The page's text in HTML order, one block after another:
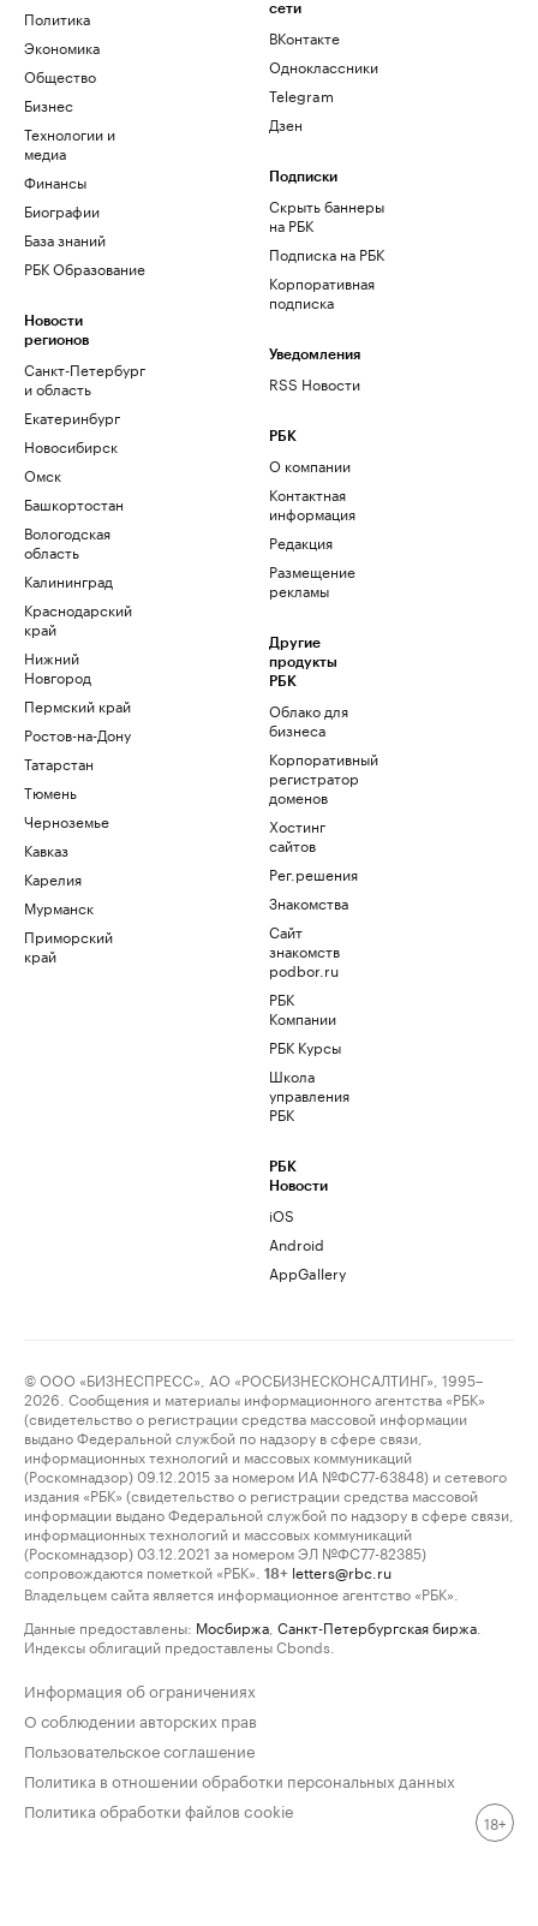
Политика
Экономика
Общество
Бизнес
Технологии и
медиа
Финансы
Биографии
База знаний
РБК Образование
Новости
регионов
Санкт-Петербург
и область
Екатеринбург
Новосибирск
Омск
Башкортостан
Вологодская
область
Калининград
Краснодарский
край
Нижний
Новгород
Пермский край
Ростов-на-Дону
Татарстан
Тюмень
Черноземье
Кавказ
Карелия
Мурманск
Приморский
край
сети
ВКонтакте
Одноклассники
Telegram
Дзен
Подписки
Скрыть баннеры
на РБК
Подписка на РБК
Корпоративная
подписка
Уведомления
RSS Новости
РБК
О компании
Контактная
информация
Редакция
Размещение
рекламы
Другие
продукты
РБК
Облако для
бизнеса
Корпоративный
регистратор
доменов
Хостинг
сайтов
Рег.решения
Знакомства
Сайт
знакомств
podbor.ru
РБК
Компании
РБК Курсы
Школа
управления
РБК
РБК
Новости
iOS
Android
AppGallery
© ООО «БИЗНЕСПРЕСС», АО «РОСБИЗНЕСКОНСАЛТИНГ», 1995–
2026. Сообщения и материалы информационного агентства «РБК»
(свидетельство о регистрации средства массовой информации
выдано Федеральной службой по надзору в сфере связи,
информационных технологий и массовых коммуникаций
(Роскомнадзор) 09.12.2015 за номером ИА №ФС77-63848) и сетевого
издания «РБК» (свидетельство о регистрации средства массовой
информации выдано Федеральной службой по надзору в сфере связи,
информационных технологий и массовых коммуникаций
(Роскомнадзор) 03.12.2021 за номером ЭЛ №ФС77-82385)
сопровождаются пометкой «РБК».
18+ letters@rbc.ru
Владельцем сайта является информационное агентство «РБК».
Данные предоставлены: Мосбиржа Санкт-Петербургская биржа
Индексы облигаций предоставлены Cbonds.
Информация об ограничениях
О соблюдении авторских прав
Пользовательское соглашение
Политика в отношении обработки персональных данных
Политика обработки файлов cookie
18+